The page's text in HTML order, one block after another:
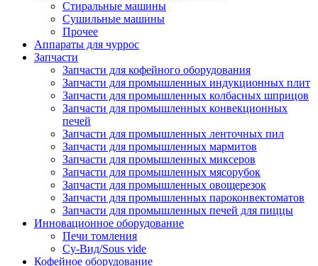
Стиральные машины
Сушильные машины
Прочее
Аппараты для чуррос
Запчасти
Запчасти для кофейного оборудования
Запчасти для промышленных индукционных плит
Запчасти для промышленных колбасных шприцов
Запчасти для промышленных конвекционных
печей
Запчасти для промышленных ленточных пил
Запчасти для промышленных мармитов
Запчасти для промышленных миксеров
Запчасти для промышленных мясорубок
Запчасти для промышленных овощерезок
Запчасти для промышленных пароконвектоматов
Запчасти для промышленных печей для пиццы
Инновационное оборудование
Печи томления
Су-Вид/Sous vide
Кофейное оборудование